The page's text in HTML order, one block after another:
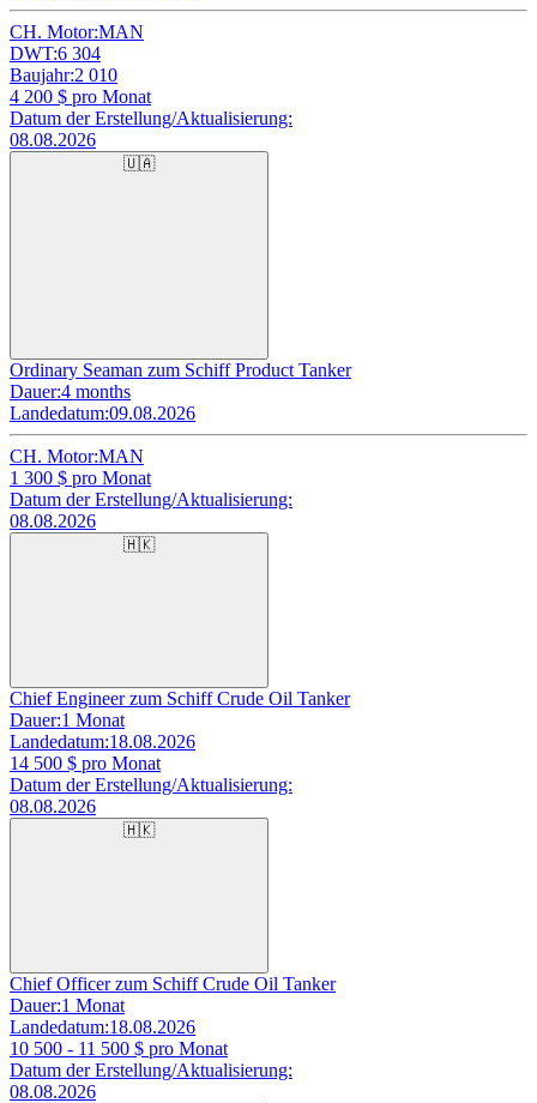
CH. Motor:MAN
DWT:6 304
Baujahr:2 010
4 200 $ pro Monat
Datum der Erstellung/Aktualisierung:
08.08.2026
🇺🇦
Ordinary Seaman zum Schiff Product Tanker
Dauer:4 months
Landedatum:09.08.2026
CH. Motor:MAN
1 300 $ pro Monat
Datum der Erstellung/Aktualisierung:
08.08.2026
🇭🇰
Chief Engineer zum Schiff Crude Oil Tanker
Dauer:1 Monat
Landedatum:18.08.2026
14 500 $ pro Monat
Datum der Erstellung/Aktualisierung:
08.08.2026
🇭🇰
Chief Officer zum Schiff Crude Oil Tanker
Dauer:1 Monat
Landedatum:18.08.2026
10 500 - 11 500 $ pro Monat
Datum der Erstellung/Aktualisierung:
08.08.2026